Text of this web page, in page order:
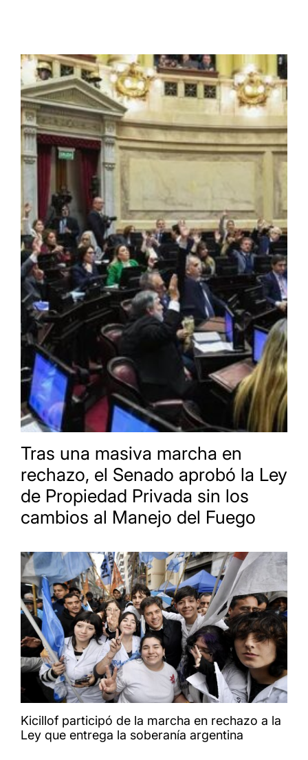
Tras una masiva marcha en
rechazo, el Senado aprobó la Ley
de Propiedad Privada sin los
cambios al Manejo del Fuego
Kicillof participó de la marcha en rechazo a la
Ley que entrega la soberanía argentina